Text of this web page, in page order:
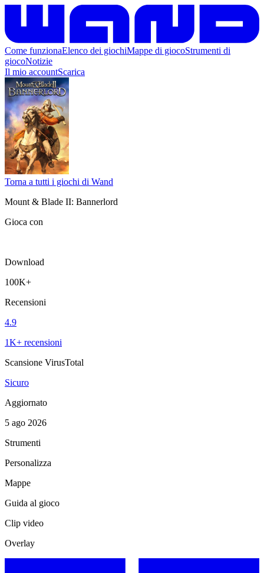
Come funzionaElenco dei giochiMappe di giocoStrumenti di
giocoNotizie
Il mio accountScarica
Torna a tutti i giochi di Wand
Mount & Blade II: Bannerlord
Gioca con
Download
100K+
Recensioni
4.9
1K+ recensioni
Scansione VirusTotal
Sicuro
Aggiornato
5 ago 2026
Strumenti
Personalizza
Mappe
Guida al gioco
Clip video
Overlay